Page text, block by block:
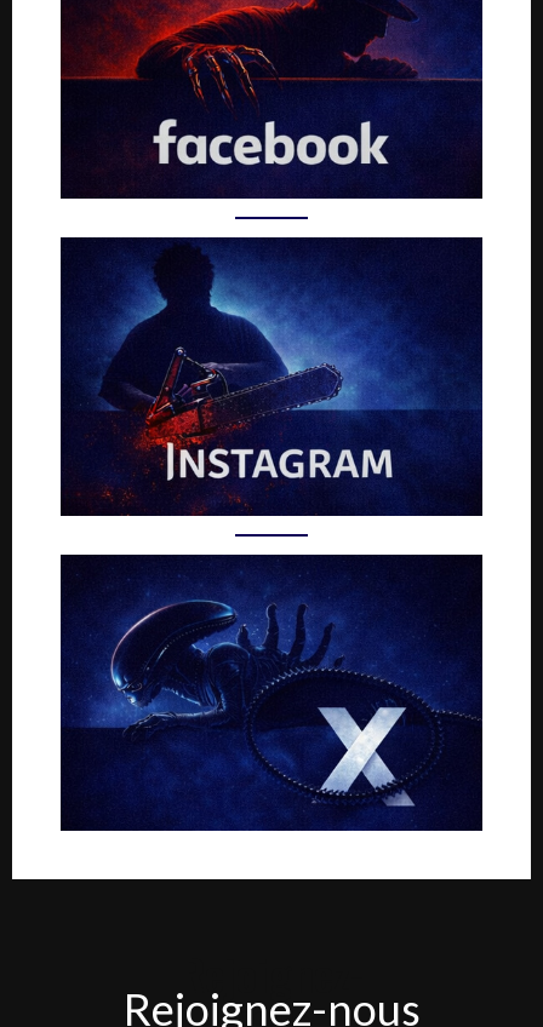
Rejoignez-nous